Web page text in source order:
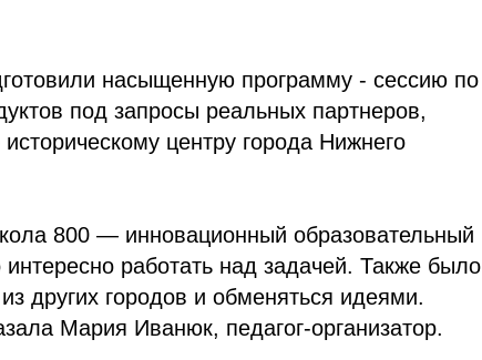
насыщенную программу - сессию по
под запросы реальных партнеров,
центру города Нижнего
800 — инновационный образовательный
работать над задачей. Также было
других городов и обменяться идеями.
Мария Иванюк, педагог-организатор.